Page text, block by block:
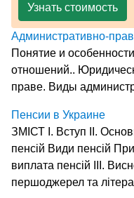
Узнать стоимость
Административно-
Понятие и
отношений..
праве. Виды
Пенсии в Украине
ЗМІСТ І. Вступ ІІ.
пенсій Види пенсій
виплата пенсій ІІІ.
першоджерел та